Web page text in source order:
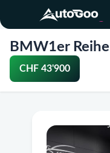
BMW1er
CHF 43'900